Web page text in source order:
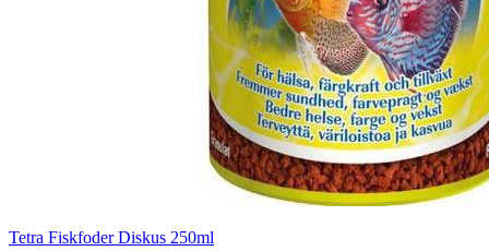
Tetra Fiskfoder Diskus 250ml